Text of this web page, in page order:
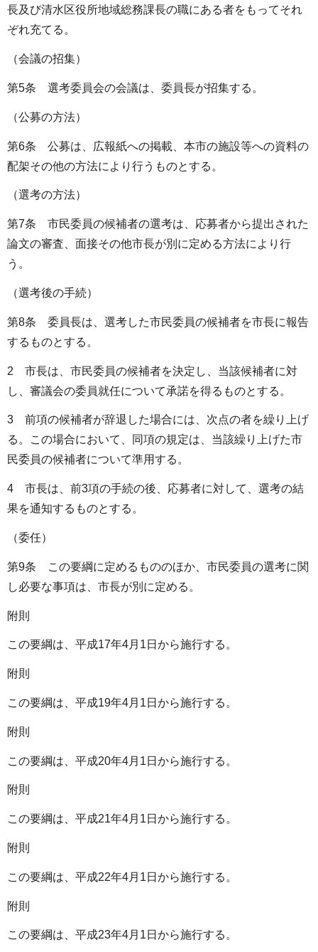
長及び清水区役所地域総務課長の職にある者をもってそれ
ぞれ充てる。
（会議の招集）
第5条 選考委員会の会議は、委員長が招集する。
（公募の方法）
第6条 公募は、広報紙への掲載、本市の施設等への資料の
配架その他の方法により行うものとする。
（選考の方法）
第7条 市民委員の候補者の選考は、応募者から提出された
論文の審査、面接その他市長が別に定める方法により行
う。
（選考後の手続）
第8条 委員長は、選考した市民委員の候補者を市長に報告
するものとする。
2 市長は、市民委員の候補者を決定し、当該候補者に対
し、審議会の委員就任について承諾を得るものとする。
3 前項の候補者が辞退した場合には、次点の者を繰り上げ
る。この場合において、同項の規定は、当該繰り上げた市
民委員の候補者について準用する。
4 市長は、前3項の手続の後、応募者に対して、選考の結
果を通知するものとする。
（委任）
第9条 この要綱に定めるもののほか、市民委員の選考に関
し必要な事項は、市長が別に定める。
附則
この要綱は、平成17年4月1日から施行する。
附則
この要綱は、平成19年4月1日から施行する。
附則
この要綱は、平成20年4月1日から施行する。
附則
この要綱は、平成21年4月1日から施行する。
附則
この要綱は、平成22年4月1日から施行する。
附則
この要綱は、平成23年4月1日から施行する。